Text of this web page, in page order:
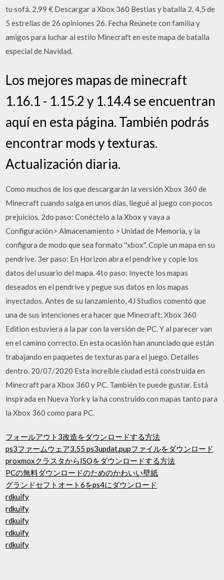
tu sofá. 2,99 € Descargar a Xbox 360 Bestias y batalla 2. 4,5 de
5 estrellas de 26 opiniones 26. Fecha Reúnete con familia y
amigos para luchar al estilo Minecraft en este mapa de batalla
especial de Navidad.
Los mejores mapas de minecraft
1.16.1 - 1.15.2 y 1.14.4 se encuentran
aquí en esta página. También podrás
encontrar mods y texturas.
Actualización diaria.
Como muchos de los que descargarán la versión Xbox 360 de
Minecraft cuando salga en unos días, llegué al juego con pocos
prejuicios. 2do paso: Conéctelo a la Xbox y vaya a
Configuración> Almacenamiento > Unidad de Memoria, y la
configura de modo que sea formato ''xbox''. Copie un mapa en su
pendrive. 3er paso: En Horizon abra el pendrive y copie los
datos del usuario del mapa. 4to paso: Inyecte los mapas
deseados en el pendrive y pegue sus datos en los mapas
inyectados. Antes de su lanzamiento, 4J Studios comentó que
una de sus intenciones era hacer que Minecraft: Xbox 360
Edition estuviera a la par con la versión de PC. Y al parecer van
en el camino correcto. En esta ocasión han anunciado que están
trabajando en paquetes de texturas para el juego. Detalles
dentro. 20/07/2020 Esta increíble ciudad está construida en
Minecraft para Xbox 360 y PC. También te puede gustar. Está
inspirada en Nueva York y la ha construido con mapas tanto para
la Xbox 360 como para PC.
フォールアウト3改造をダウンロードする方法
ps3ファームウェア3.55 ps3updat.pupファイルをダウンロード
proxmoxクラスタからISOをダウンロードする方法
PCの無料ダウンロードのためのかわいい壁紙
グランドセフトオート6をps4にダウンロード
rdkuify
rdkuify
rdkuify
rdkuify
rdkuify